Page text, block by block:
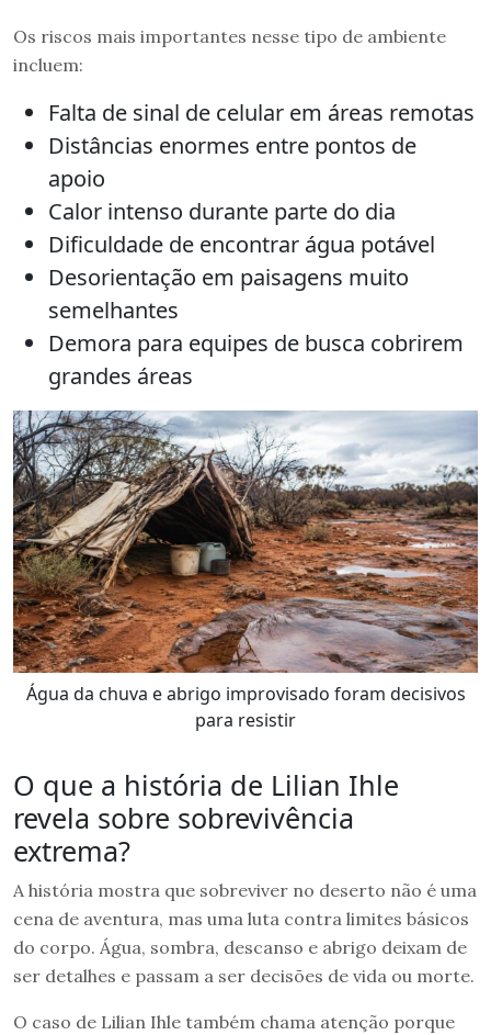
Os riscos mais importantes nesse tipo de ambiente
incluem:
Falta de sinal de celular em áreas remotas
Distâncias enormes entre pontos de
apoio
Calor intenso durante parte do dia
Dificuldade de encontrar água potável
Desorientação em paisagens muito
semelhantes
Demora para equipes de busca cobrirem
grandes áreas
Água da chuva e abrigo improvisado foram decisivos
para resistir
O que a história de Lilian Ihle
revela sobre sobrevivência
extrema?
A história mostra que sobreviver no deserto não é uma
cena de aventura, mas uma luta contra limites básicos
do corpo. Água, sombra, descanso e abrigo deixam de
ser detalhes e passam a ser decisões de vida ou morte.
O caso de Lilian Ihle também chama atenção porque